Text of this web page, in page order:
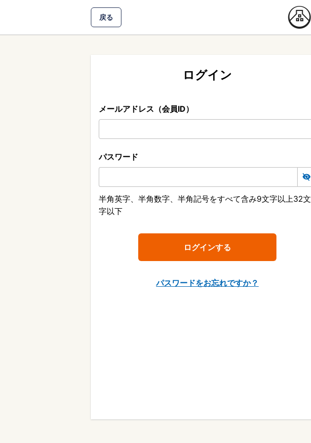
戻る
ログイン
メールアドレス（会員ID）
パスワード
半角英字、半角数字、半角記号をすべて含み9文字以上32文
字以下
パスワードをお忘れですか？